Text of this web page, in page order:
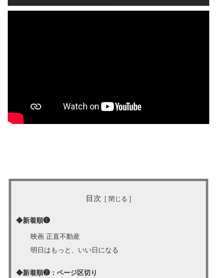
目次
◆新着順❶
映画 正直不動産
明日はもっと、いい日になる
◆新着順❷：ページ区切り